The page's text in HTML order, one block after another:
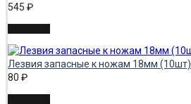
545 ₽
Лезвия запасные к ножам 18мм (10шт)
80 ₽